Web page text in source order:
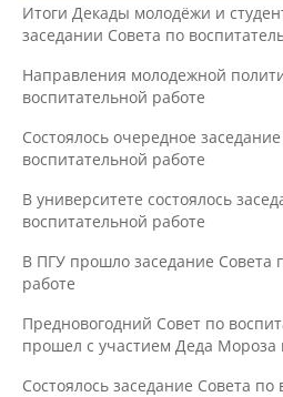
Итоги Декады молодёжи и
заседании Совета по
Направления молодежной
воспитательной работе
Состоялось очередное
воспитательной работе
В университете состоялось
воспитательной работе
В ПГУ прошло заседание Совета
работе
Предновогодний Совет по
прошел с участием Деда Мороза
Состоялось заседание Совета по